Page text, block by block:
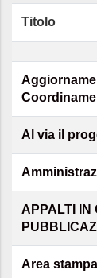
Titolo
Al via il
APPALTI IN
Area stampa